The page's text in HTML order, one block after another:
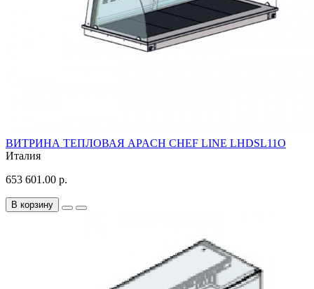
ВИТРИНА ТЕПЛОВАЯ APACH CHEF LINE LHDSL11O
Италия
653 601.00 р.
В корзину